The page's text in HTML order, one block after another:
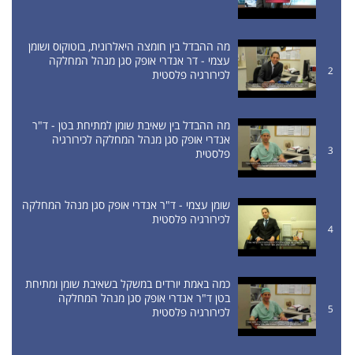
2
מה ההבדל בין חומצה היאלרונית, בוטוקוס ושומן
עצמי - דר אנדרי אופק סגן מנהל המחלקה
לכירורגיה פלסטית
3
מה ההבדל בין שאיבת שומן למתיחת בטן - ד"ר
אנדרי אופק סגן מנהל המחלקה לכירורגיה
פלסטית
4
שומן עצמי - ד"ר אנדרי אופק סגן מנהל המחלקה
לכירורגיה פלסטית
5
כמה באמת יורדים במשקל בשאיבת שומן ומתיחת
בטן ד"ר אנדרי אופק סגן מנהל המחלקה
לכירורגיה פלסטית